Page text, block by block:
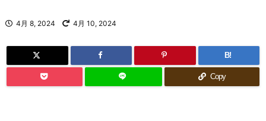
4月 8, 2024 4月 10, 2024
B!
Copy